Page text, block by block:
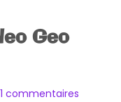
Geo
commentaires